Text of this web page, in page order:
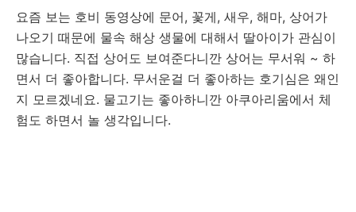
요즘 보는 호비 동영상에 문어, 꽃게, 새우, 해마, 상어가
나오기 때문에 물속 해상 생물에 대해서 딸아이가 관심이
많습니다. 직접 상어도 보여준다니깐 상어는 무서워 ~ 하
면서 더 좋아합니다. 무서운걸 더 좋아하는 호기심은 왜인
지 모르겠네요. 물고기는 좋아하니깐 아쿠아리움에서 체
험도 하면서 놀 생각입니다.